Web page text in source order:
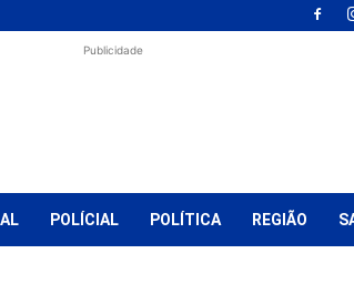
Publicidade
POLÍCIAL POLÍTICA REGIÃO